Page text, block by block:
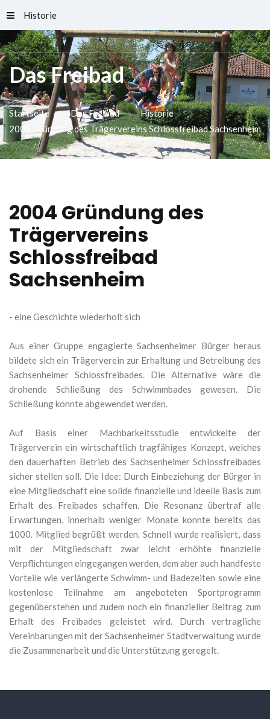
Historie
Das Freibad
Startseite Das Freibad
Historie
2004 Gründung des Trägervereins Schlossfreibad Sachsenheim
2004 Gründung des
Trägervereins
Schlossfreibad
Sachsenheim
- eine Geschichte wiederholt sich
Aus einer Gruppe engagierte Sachsenheimer Bürger heraus
bildete sich ein Trägerverein zur Erhaltung und Betreibung des
Sachsenheimer Schlossfreibades. Die Alternative wäre die
drohende Schließung des Schwimmbades gewesen. Die
Schließung konnte abgewendet werden.
Auf Basis einer Machbarkeitsstudie entwickelte der
Trägerverein ein wirtschaftlich tragfähiges Konzept, welches
den dauerhaften Betrieb des Sachsenheimer Schlossfreibades
sicher stellen soll. Die Idee: Durch Einbeziehung der Bürger in
eine Mitgliedschaft eine solide finanzielle und ideelle Basis zum
Erhalt des Freibades schaffen. Die Resonanz übertraf alle
Erwartungen, innerhalb weniger Monate konnte bereits das
1000. Mitglied begrüßt werden. Schnell wurde realisiert, dass
mit der Mitgliedschaft zwar leicht erhöhte finanzielle
Verpflichtungen eingegangen werden, dem aber auch handfeste
Vorteile wie verlängerte Schwimm- und Badezeiten sowie eine
kostenlose Teilnahme am angeboteten Sportprogramm
gegenüberstehen und zudem noch ein finanzieller Beitrag zum
Erhalt des Freibades geleistet wird. Durch vertragliche
Vereinbarungen mit der Sachsenheimer Stadtverwaltung wurde
die Zusammenarbeit und die Unterstützung geregelt.